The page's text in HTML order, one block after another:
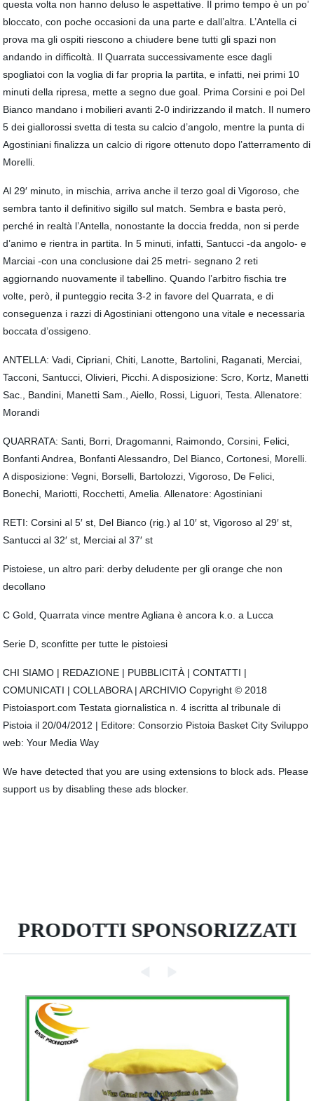
questa volta non hanno deluso le aspettative. Il primo tempo è un po’
bloccato, con poche occasioni da una parte e dall’altra. L’Antella ci
prova ma gli ospiti riescono a chiudere bene tutti gli spazi non
andando in difficoltà. Il Quarrata successivamente esce dagli
spogliatoi con la voglia di far propria la partita, e infatti, nei primi 10
minuti della ripresa, mette a segno due goal. Prima Corsini e poi Del
Bianco mandano i mobilieri avanti 2-0 indirizzando il match. Il numero
5 dei giallorossi svetta di testa su calcio d’angolo, mentre la punta di
Agostiniani finalizza un calcio di rigore ottenuto dopo l’atterramento di
Morelli.
Al 29′ minuto, in mischia, arriva anche il terzo goal di Vigoroso, che
sembra tanto il definitivo sigillo sul match. Sembra e basta però,
perché in realtà l’Antella, nonostante la doccia fredda, non si perde
d’animo e rientra in partita. In 5 minuti, infatti, Santucci -da angolo- e
Marciai -con una conclusione dai 25 metri- segnano 2 reti
aggiornando nuovamente il tabellino. Quando l’arbitro fischia tre
volte, però, il punteggio recita 3-2 in favore del Quarrata, e di
conseguenza i razzi di Agostiniani ottengono una vitale e necessaria
boccata d’ossigeno.
ANTELLA: Vadi, Cipriani, Chiti, Lanotte, Bartolini, Raganati, Merciai,
Tacconi, Santucci, Olivieri, Picchi. A disposizione: Scro, Kortz, Manetti
Sac., Bandini, Manetti Sam., Aiello, Rossi, Liguori, Testa. Allenatore:
Morandi
QUARRATA: Santi, Borri, Dragomanni, Raimondo, Corsini, Felici,
Bonfanti Andrea, Bonfanti Alessandro, Del Bianco, Cortonesi, Morelli.
A disposizione: Vegni, Borselli, Bartolozzi, Vigoroso, De Felici,
Bonechi, Mariotti, Rocchetti, Amelia. Allenatore: Agostiniani
RETI: Corsini al 5′ st, Del Bianco (rig.) al 10′ st, Vigoroso al 29′ st,
Santucci al 32′ st, Merciai al 37′ st
Pistoiese, un altro pari: derby deludente per gli orange che non
decollano
C Gold, Quarrata vince mentre Agliana è ancora k.o. a Lucca
Serie D, sconfitte per tutte le pistoiesi
CHI SIAMO | REDAZIONE | PUBBLICITÀ | CONTATTI |
COMUNICATI | COLLABORA | ARCHIVIO Copyright © 2018
Pistoiasport.com Testata giornalistica n. 4 iscritta al tribunale di
Pistoia il 20/04/2012 | Editore: Consorzio Pistoia Basket City Sviluppo
web: Your Media Way
We have detected that you are using extensions to block ads. Please
support us by disabling these ads blocker.
PRODOTTI SPONSORIZZATI